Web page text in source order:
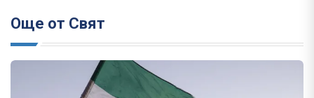
Още от Свят